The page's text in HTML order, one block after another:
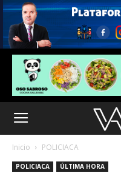
Inicio POLICIACA
POLICIACA ÚLTIMA HORA